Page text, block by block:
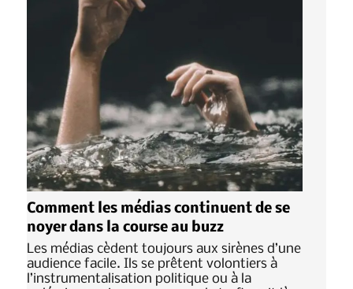
Comment les médias continuent de se
noyer dans la course au buzz
Les médias cèdent toujours aux sirènes d’une
audience facile. Ils se prêtent volontiers à
l’instrumentalisation politique ou à la